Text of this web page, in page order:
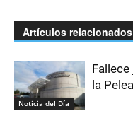
Artículos relacionados
Noticia del Día
la